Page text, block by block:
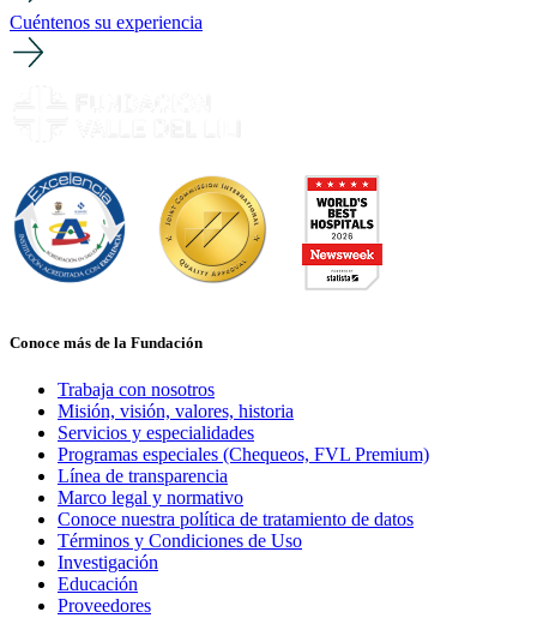
Cuéntenos su experiencia
Conoce más de la Fundación
Trabaja con nosotros
Misión, visión, valores, historia
Servicios y especialidades
Programas especiales (Chequeos, FVL Premium)
Línea de transparencia
Marco legal y normativo
Conoce nuestra política de tratamiento de datos
Términos y Condiciones de Uso
Investigación
Educación
Proveedores